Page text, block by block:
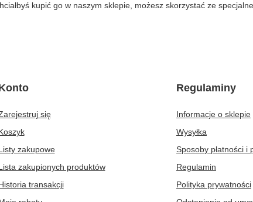
kupić go w naszym sklepie, możesz skorzystać ze
się
zakupowe
zakupionych produktów
transakcji
Regulaminy
Informacje o sklepie
Wysyłka
Sposoby płatności i
Regulamin
Polityka prywatności